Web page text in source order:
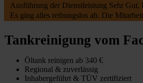
Tankreinigung vom
Öltank reinigen ab 340 €
Regional & zuverlässig
Inhabergeführt & TÜV zertifiziert